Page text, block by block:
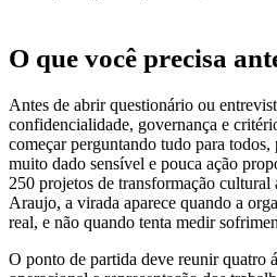
O que você precisa
Antes de abrir questionário ou
confidencialidade, governança e
começar perguntando tudo para todos,
muito dado sensível e pouca ação
250 projetos de transformação cultural
Araujo, a virada aparece quando a
real, e não quando tenta medir
O ponto de partida deve reunir quatro